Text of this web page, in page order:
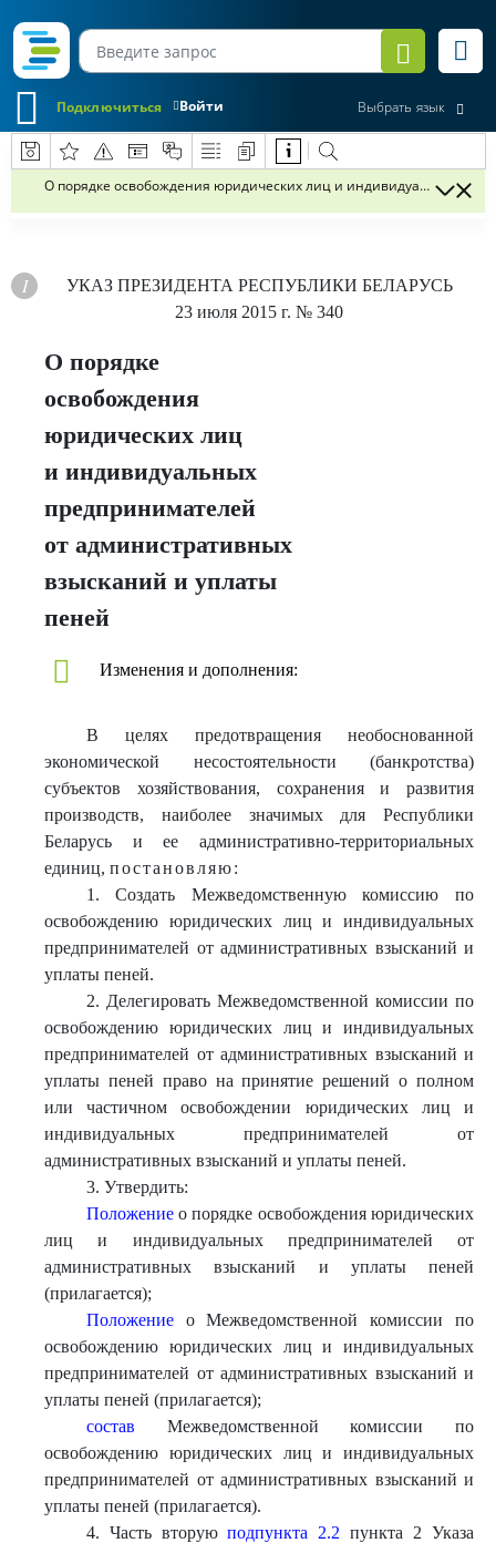
Войти
Подключиться Выбрать язык
О порядке освобождения юридических лиц и индивидуальных
УКАЗ ПРЕЗИДЕНТА РЕСПУБЛИКИ БЕЛАРУСЬ
23 июля 2015 г. № 340
О порядке
освобождения
юридических лиц
и индивидуальных
предпринимателей
от административных
взысканий и уплаты
пеней
Изменения и дополнения:
В целях предотвращения необоснованной
экономической несостоятельности (банкротства)
субъектов хозяйствования, сохранения и развития
производств, наиболее значимых для Республики
Беларусь и ее административно-территориальных
единиц, постановляю:
1. Создать Межведомственную комиссию по
освобождению юридических лиц и индивидуальных
предпринимателей от административных взысканий и
уплаты пеней.
2. Делегировать Межведомственной комиссии по
освобождению юридических лиц и индивидуальных
предпринимателей от административных взысканий и
уплаты пеней право на принятие решений о полном
или частичном освобождении юридических лиц и
индивидуальных предпринимателей от
административных взысканий и уплаты пеней.
3. Утвердить:
Положениео порядке освобождения юридических
лиц и индивидуальных предпринимателей от
административных взысканий и уплаты пеней
(прилагается);
Положениео Межведомственной комиссии по
освобождению юридических лиц и индивидуальных
предпринимателей от административных взысканий и
уплаты пеней (прилагается);
состав Межведомственной комиссии по
освобождению юридических лиц и индивидуальных
предпринимателей от административных взысканий и
уплаты пеней (прилагается).
4. Часть вторуюподпункта 2.2 пункта 2 Указа